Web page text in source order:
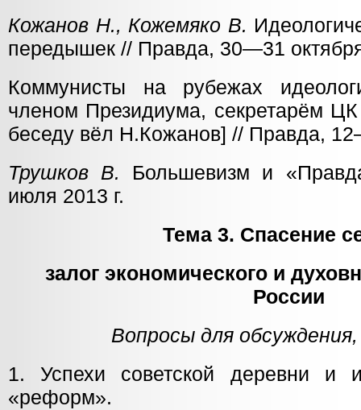
Кожанов Н., Кожемяко В.
передышек // Правда, 30—31
Коммунисты на рубежах
членом Президиума, секретарём
беседу вёл Н.Кожанов] // Правда,
Трушков В.
Большевизм и
июля 2013 г.
Тема 3. Спасение
залог экономического и
России
Вопросы для обсуждения,
1. Успехи советской деревни и
«реформ».